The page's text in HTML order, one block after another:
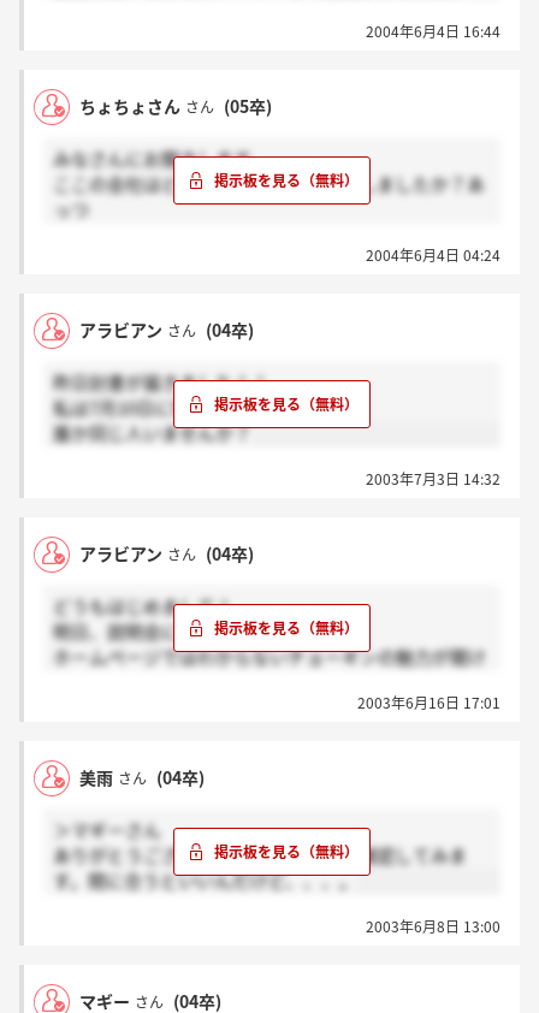
2004年6月4日 16:44
ちょちょさん さん (05卒)
みなさんにお聞きします。
ここの会社はどこのナビを使って登録しましたか？あ
っつ
私のような境遇の人はいらっしゃいますか？
書き込んでいるみなさんの、この企業と関係を持った
2004年6月4日 04:24
アラビアン さん (04卒)
昨日封書が届きました！！
私は7月10日に筆記&面接です。
誰か同じ人いませんか？
2003年7月3日 14:32
アラビアン さん (04卒)
どうもはじめまして！
明日、説明会に行くものです！！
ホームページではわからないチョーギンの魅力が聞け
これからもこの掲示板のお世話になりますm(__)m
2003年6月16日 17:01
美雨 さん (04卒)
＞マギーさん
ありがとうございます。明日、電話で確認してみま
す。間に合うといいんだけど、、、。
2003年6月8日 13:00
マギー さん (04卒)